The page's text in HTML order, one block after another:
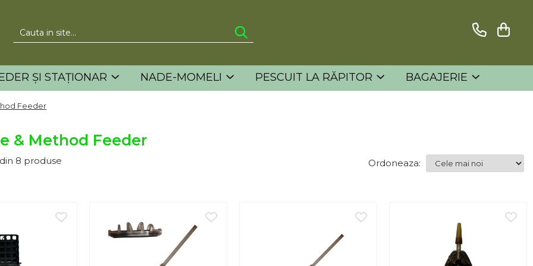
ȘI STAȚIONAR NADE-MOMELI PESCUIT LA RĂPITOR BAGAJERIE
Feeder
& Method Feeder
din 8 produse Ordoneaza: